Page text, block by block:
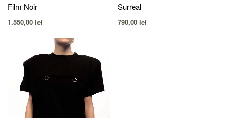
Film Noir
1.550,00 lei
Surreal
790,00 lei